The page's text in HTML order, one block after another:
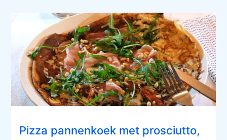
Pizza pannenkoek met prosciutto,